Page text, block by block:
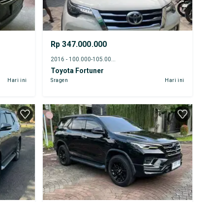
Hari ini
Rp 347.000.000
2016 - 100.000-105.000 km
Toyota Fortuner
Sragen Hari ini